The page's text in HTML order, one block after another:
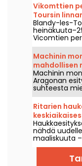
Vikomttien
Toursin
valoshow
Blandy-les-
Vicomtien
valoshow,
paljastaa
Kävimme
mitä teille on
Machinin
mahdollisen
Machinin
Aragonan
suhteesta
Comédie
tammikuuta
Ritarien
nähdä
maaliskuuta
ihailemaan
taianomaisia